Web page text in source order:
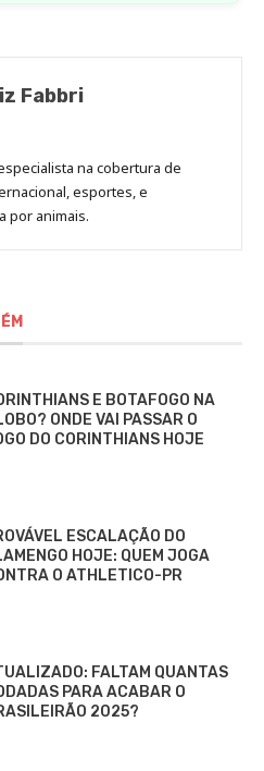
Fabbri
na cobertura de
esportes, e
por animais.
E BOTAFOGO NA
ONDE VAI PASSAR O
DO CORINTHIANS HOJE
ESCALAÇÃO DO
HOJE: QUEM JOGA
O ATHLETICO-PR
FALTAM QUANTAS
PARA ACABAR O
2025?